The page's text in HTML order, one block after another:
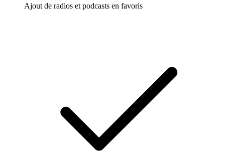
Ajout de radios et podcasts en favoris